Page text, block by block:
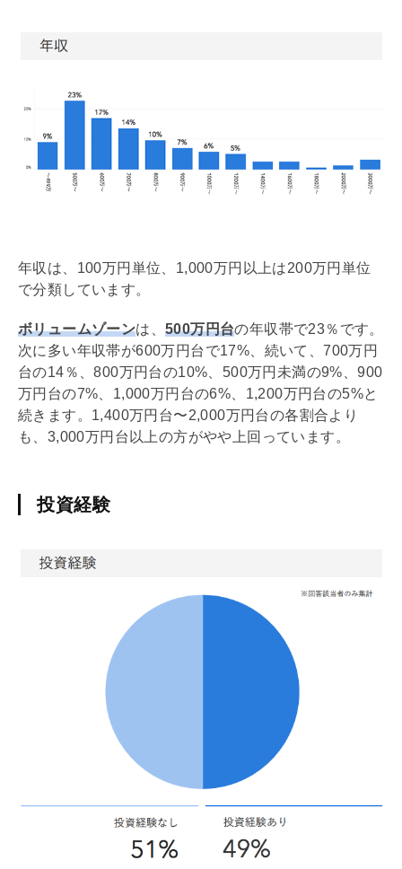
年収は、100万円単位、1,000万円以上は200万円単位
で分類しています。
ボリュームゾーンは、500万円台の年収帯で23％です。
次に多い年収帯が600万円台で17%、続いて、700万円
台の14％、800万円台の10%、500万円未満の9%、900
万円台の7%、1,000万円台の6%、1,200万円台の5%と
続きます。1,400万円台〜2,000万円台の各割合より
も、3,000万円台以上の方がやや上回っています。
投資経験